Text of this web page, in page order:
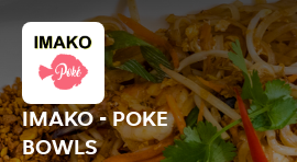
IMAKO - POKE
BOWLS